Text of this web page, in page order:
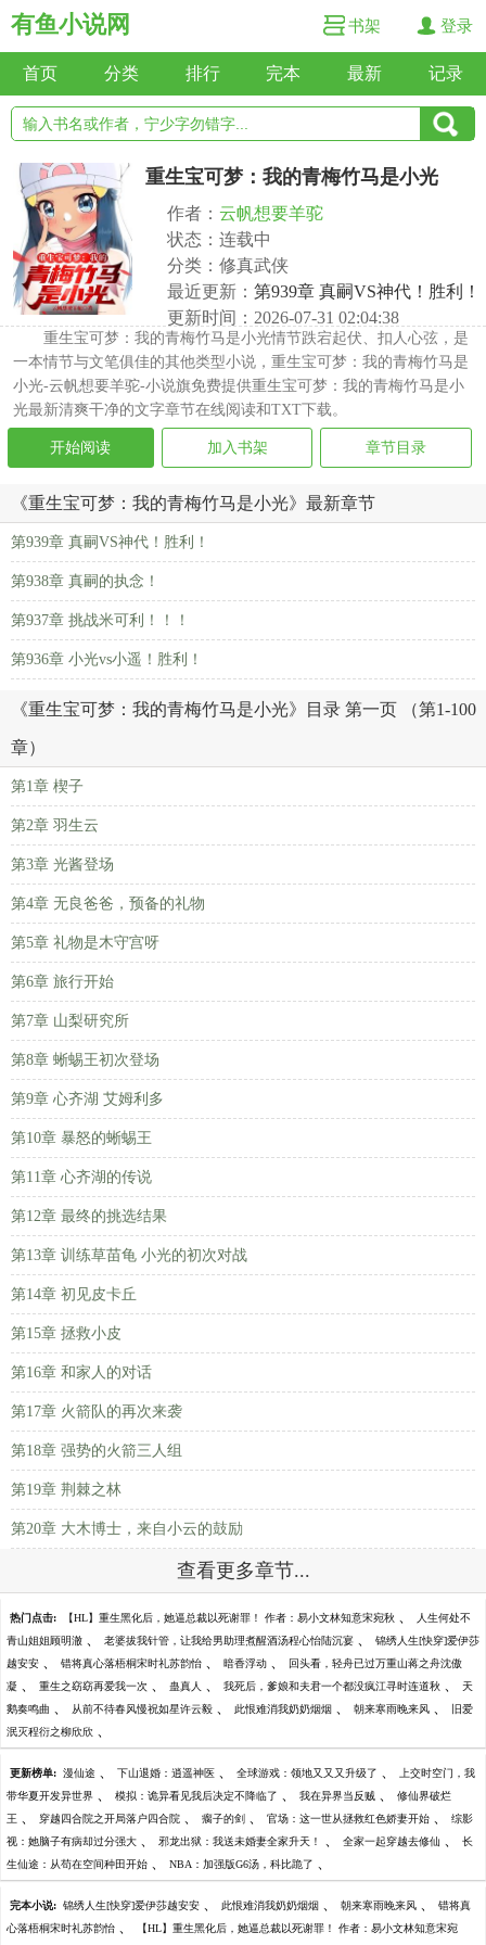
有鱼小说网 书架 登录
首页 分类 排行 完本 最新 记录
重生宝可梦：我的青梅竹马是小光
作者： 云帆想要羊驼
状态：连载中
分类：修真武侠
最近更新： 第939章 真嗣VS神代！胜利！
更新时间：2026-07-31 02:04:38
重生宝可梦：我的青梅竹马是小光情节跌宕起伏、扣人心弦，是
一本情节与文笔俱佳的其他类型小说，重生宝可梦：我的青梅竹马是
小光-云帆想要羊驼-小说旗免费提供重生宝可梦：我的青梅竹马是小
光最新清爽干净的文字章节在线阅读和TXT下载。
开始阅读 加入书架 章节目录
《重生宝可梦：我的青梅竹马是小光》最新章节
第939章 真嗣VS神代！胜利！
第938章 真嗣的执念！
第937章 挑战米可利！！！
第936章 小光vs小遥！胜利！
《重生宝可梦：我的青梅竹马是小光》目录 第一页 （第1-100
章）
第1章 楔子
第2章 羽生云
第3章 光酱登场
第4章 无良爸爸，预备的礼物
第5章 礼物是木守宫呀
第6章 旅行开始
第7章 山梨研究所
第8章 蜥蜴王初次登场
第9章 心齐湖 艾姆利多
第10章 暴怒的蜥蜴王
第11章 心齐湖的传说
第12章 最终的挑选结果
第13章 训练草苗龟 小光的初次对战
第14章 初见皮卡丘
第15章 拯救小皮
第16章 和家人的对话
第17章 火箭队的再次来袭
第18章 强势的火箭三人组
第19章 荆棘之林
第20章 大木博士，来自小云的鼓励
查看更多章节...
热门点击: 【HL】重生黑化后，她逼总裁以死谢罪！ 作者：易小文林知意宋宛秋 、 人生何处不
青山姐姐顾明澈 、 老婆拔我针管，让我给男助理煮醒酒汤程心怡陆沉宴 、 锦绣人生[快穿]爱伊莎
越安安 、 错将真心落梧桐宋时礼苏韵怡 、 暗香浮动 、 回头看，轻舟已过万重山蒋之舟沈傲
凝 、 重生之窈窈再爱我一次 、 蛊真人 、 我死后，爹娘和夫君一个都没疯江寻时连道秋 、 天
鹅奏鸣曲 、 从前不待春风慢祝如星许云毅 、 此恨难消我奶奶烟烟 、 朝来寒雨晚来风 、 旧爱
泯灭程衍之柳欣欣 、
更新榜单: 漫仙途 、 下山退婚：逍遥神医 、 全球游戏：领地又又又升级了 、 上交时空门，我
带华夏开发异世界 、 模拟：诡异看见我后决定不降临了 、 我在异界当反贼 、 修仙界破烂
王 、 穿越四合院之开局落户四合院 、 瘸子的剑 、 官场：这一世从拯救红色娇妻开始 、 综影
视：她脑子有病却过分强大 、 邪龙出狱：我送未婚妻全家升天！ 、 全家一起穿越去修仙 、 长
生仙途：从苟在空间种田开始 、 NBA：加强版G6汤，科比跪了 、
完本小说: 锦绣人生[快穿]爱伊莎越安安 、 此恨难消我奶奶烟烟 、 朝来寒雨晚来风 、 错将真
心落梧桐宋时礼苏韵怡 、 【HL】重生黑化后，她逼总裁以死谢罪！ 作者：易小文林知意宋宛